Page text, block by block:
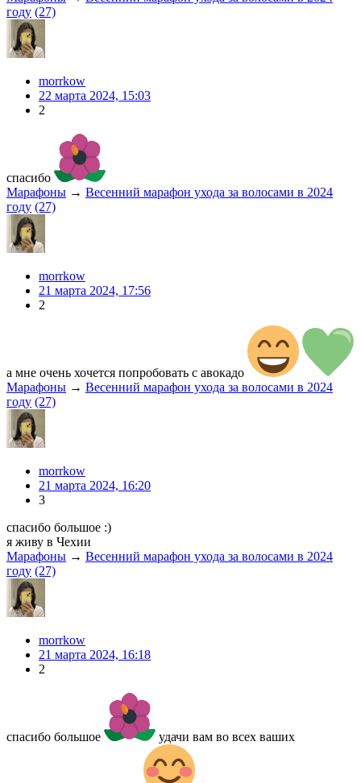
году (27)
morrkow
22 марта 2024, 15:03
2
спасибо
Марафоны → Весенний марафон ухода за волосами в 2024
году (27)
morrkow
21 марта 2024, 17:56
2
а мне очень хочется попробовать с авокадо
Марафоны → Весенний марафон ухода за волосами в 2024
году (27)
morrkow
21 марта 2024, 16:20
3
спасибо большое :)
я живу в Чехии
Марафоны → Весенний марафон ухода за волосами в 2024
году (27)
morrkow
21 марта 2024, 16:18
2
спасибо большое удачи вам во всех ваших